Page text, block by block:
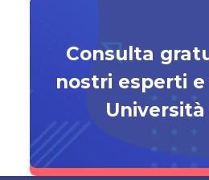
Consulta
nostri esperti